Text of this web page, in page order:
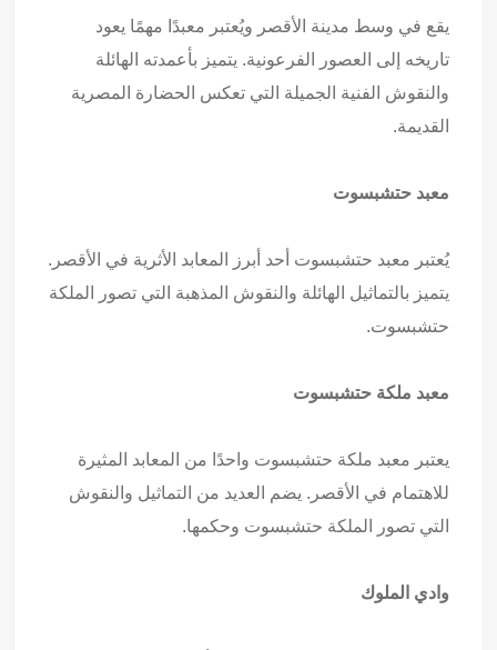
يقع في وسط مدينة الأقصر ويُعتبر معبدًا مهمًا يعود
تاريخه إلى العصور الفرعونية. يتميز بأعمدته الهائلة
والنقوش الفنية الجميلة التي تعكس الحضارة المصرية
القديمة.
معبد حتشبسوت
يُعتبر معبد حتشبسوت أحد أبرز المعابد الأثرية في الأقصر.
يتميز بالتماثيل الهائلة والنقوش المذهبة التي تصور الملكة
حتشبسوت.
معبد ملكة حتشبسوت
يعتبر معبد ملكة حتشبسوت واحدًا من المعابد المثيرة
للاهتمام في الأقصر. يضم العديد من التماثيل والنقوش
التي تصور الملكة حتشبسوت وحكمها.
وادي الملوك